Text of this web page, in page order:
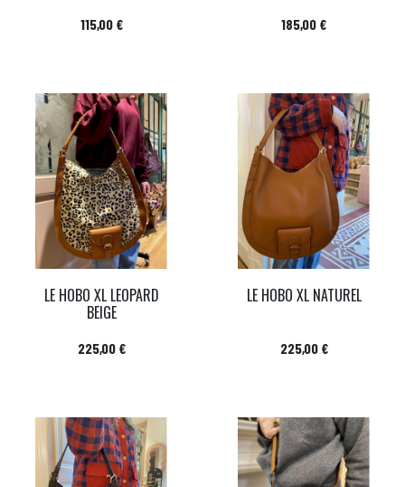
Prix
115,00 € Prix
185,00 €
LE HOBO XL LEOPARD
BEIGE
Prix
225,00 €
LE HOBO XL NATUREL
Prix
225,00 €